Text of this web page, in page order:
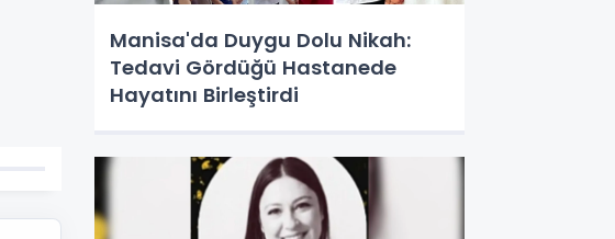
Manisa'da Duygu Dolu Nikah:
Tedavi Gördüğü Hastanede
Hayatını Birleştirdi